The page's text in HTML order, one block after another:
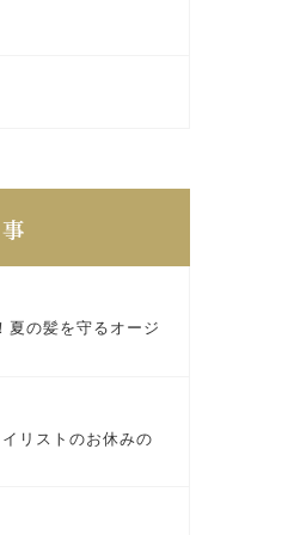
夏の髪を守るオージ
リストのお休みの